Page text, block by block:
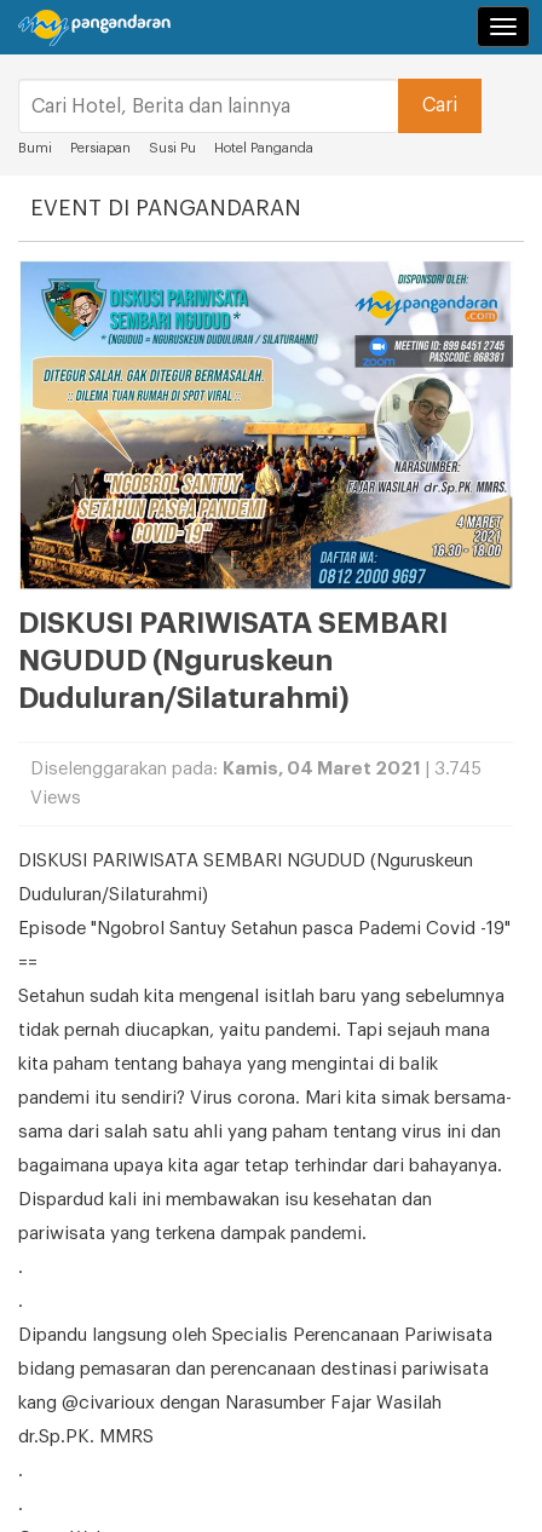
Bumi Persiapan Susi Pu Hotel Panganda
EVENT DI PANGANDARAN
DISKUSI PARIWISATA SEMBARI
NGUDUD (Nguruskeun
Duduluran/Silaturahmi)
Diselenggarakan pada: Kamis, 04 Maret 2021
| 3.745
Views
DISKUSI PARIWISATA SEMBARI NGUDUD (Nguruskeun
Duduluran/Silaturahmi)
Episode "Ngobrol Santuy Setahun pasca Pademi Covid -19"
==
Setahun sudah kita mengenal isitlah baru yang sebelumnya
tidak pernah diucapkan, yaitu pandemi. Tapi sejauh mana
kita paham tentang bahaya yang mengintai di balik
pandemi itu sendiri? Virus corona. Mari kita simak bersama-
sama dari salah satu ahli yang paham tentang virus ini dan
bagaimana upaya kita agar tetap terhindar dari bahayanya.
Dispardud kali ini membawakan isu kesehatan dan
pariwisata yang terkena dampak pandemi.
.
.
Dipandu langsung oleh Specialis Perencanaan Pariwisata
bidang pemasaran dan perencanaan destinasi pariwisata
kang @civarioux dengan Narasumber Fajar Wasilah
dr.Sp.PK. MMRS
.
.